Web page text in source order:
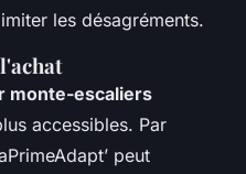
les désagréments.
monte-escaliers
accessibles. Par
peut